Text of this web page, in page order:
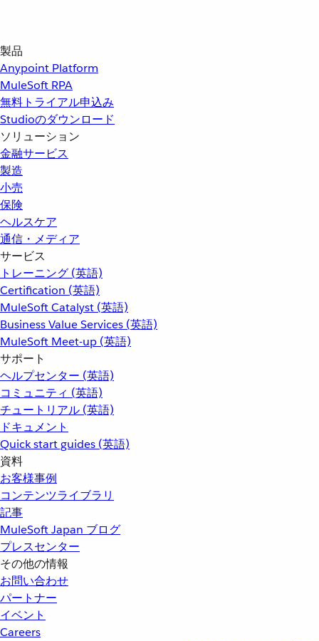
製品
Anypoint Platform
MuleSoft RPA
無料トライアル申込み
Studioのダウンロード
ソリューション
金融サービス
製造
小売
保険
ヘルスケア
通信・メディア
サービス
トレーニング (英語)
Certification (英語)
MuleSoft Catalyst (英語)
Business Value Services (英語)
MuleSoft Meet-up (英語)
サポート
ヘルプセンター (英語)
コミュニティ (英語)
チュートリアル (英語)
ドキュメント
Quick start guides (英語)
資料
お客様事例
コンテンツライブラリ
記事
MuleSoft Japan ブログ
プレスセンター
その他の情報
お問い合わせ
パートナー
イベント
Careers